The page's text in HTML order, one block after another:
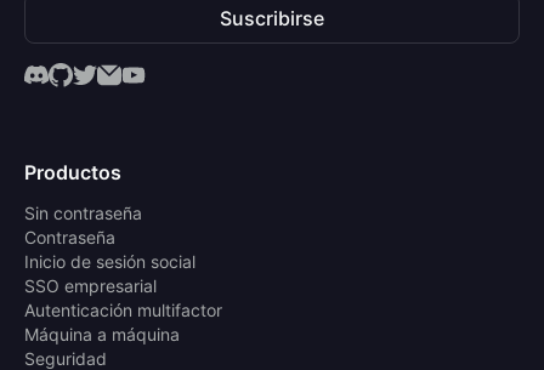
Suscribirse
Productos
Sin contraseña
Contraseña
Inicio de sesión social
SSO empresarial
Autenticación multifactor
Máquina a máquina
Seguridad